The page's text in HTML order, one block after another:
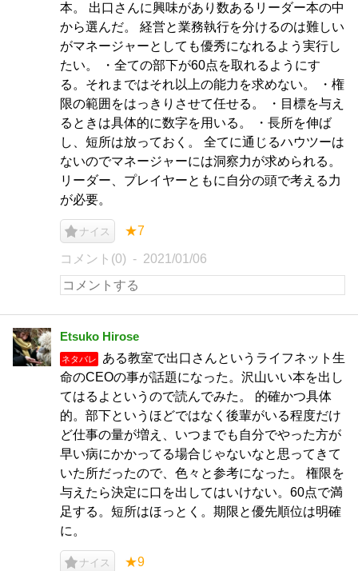
本。 出口さんに興味があり数あるリーダー本の中
から選んだ。 経営と業務執行を分けるのは難しい
がマネージャーとしても優秀になれるよう実行し
たい。 ・全ての部下が60点を取れるようにす
る。それまではそれ以上の能力を求めない。 ・権
限の範囲をはっきりさせて任せる。 ・目標を与え
るときは具体的に数字を用いる。 ・長所を伸ば
し、短所は放っておく。 全てに通じるハウツーは
ないのでマネージャーには洞察力が求められる。
リーダー、プレイヤーともに自分の頭で考える力
が必要。
ナイス ★7
コメント(0) 2021/01/06
Etsuko Hirose
ネタバレ
ある教室で出口さんというライフネット生
命のCEOの事が話題になった。沢山いい本を出し
てはるよというので読んでみた。 的確かつ具体
的。部下というほどではなく後輩がいる程度だけ
ど仕事の量が増え、いつまでも自分でやった方が
早い病にかかってる場合じゃないなと思ってきて
いた所だったので、色々と参考になった。 権限を
与えたら決定に口を出してはいけない。60点で満
足する。短所はほっとく。期限と優先順位は明確
に。
ナイス ★9